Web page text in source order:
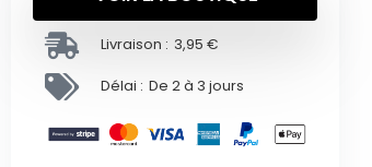
Livraison : 3,95 €
Délai : De 2 à 3 jours